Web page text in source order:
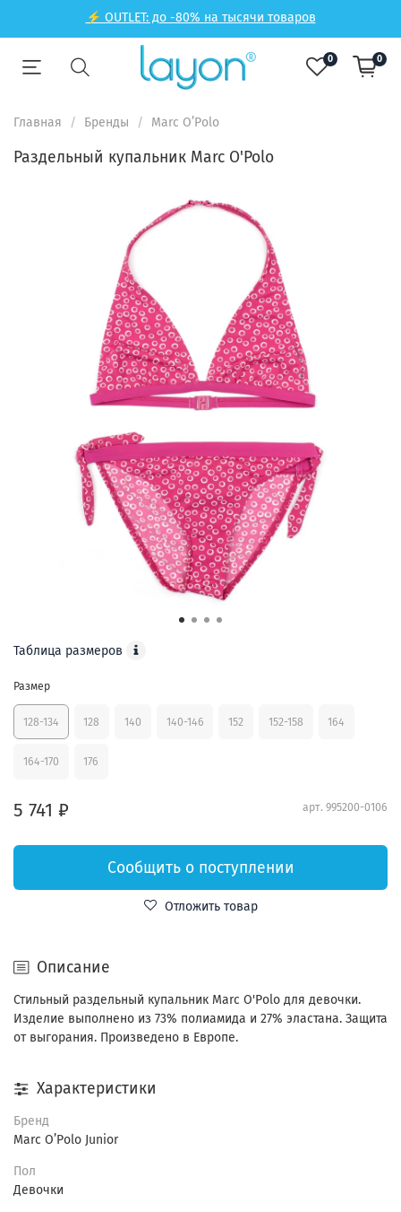
⚡ OUTLET: до -80% на тысячи товаров
0 0
Главная Бренды Marc O’Polo
Раздельный купальник Marc O'Polo
5 741 ₽ арт. 995200-0106
Таблица размеров
Размер
128-134 128 140 140-146 152 152-158 164
164-170 176
Сообщить о поступлении
Отложить товар
Описание
Стильный раздельный купальник Marc O'Polo для девочки.
Изделие выполнено из 73% полиамида и 27% эластана. Защита
от выгорания. Произведено в Европе.
Характеристики
Бренд
Marc O’Polo Junior
Пол
Девочки